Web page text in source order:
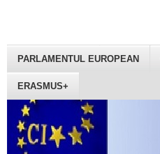
PARLAMENTUL EUROPEAN
ERASMUS+